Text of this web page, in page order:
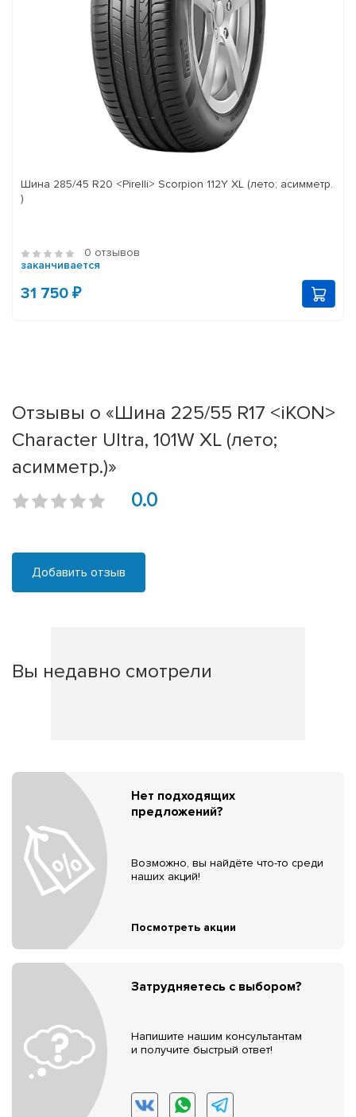
Шина 285/45 R20 <Pirelli> Scorpion 112Y XL (лето; асимметр.
)
0 отзывов
заканчивается
31 750 ₽
Отзывы о «Шина 225/55 R17 <iKON>
Character Ultra, 101W XL (лето;
асимметр.)»
0.0
Добавить отзыв
Вы недавно смотрели
Нет подходящих
предложений?
Возможно, вы найдёте что-то среди
наших акций!
Посмотреть акции
Затрудняетесь с выбором?
Напишите нашим консультантам
и получите быстрый ответ!